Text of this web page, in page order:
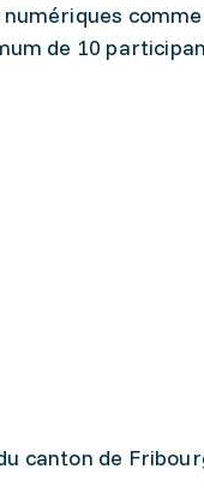
comme
de 10
canton de